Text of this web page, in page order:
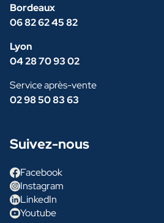
Bordeaux
06 82 62 45 82
Lyon
04 28 70 93 02
Service après-vente
02 98 50 83 63
Suivez-nous
Facebook
Instagram
LinkedIn
Youtube